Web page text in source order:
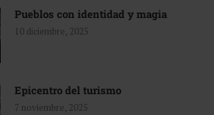
Pueblos con identidad y magia
10 diciembre, 2025
Epicentro del turismo
7 noviembre, 2025